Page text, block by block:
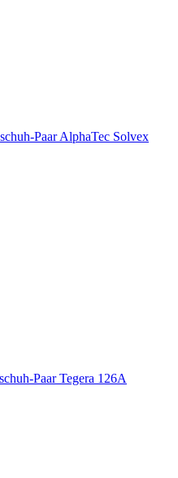
Paar AlphaTec Solvex
Paar Tegera 126A